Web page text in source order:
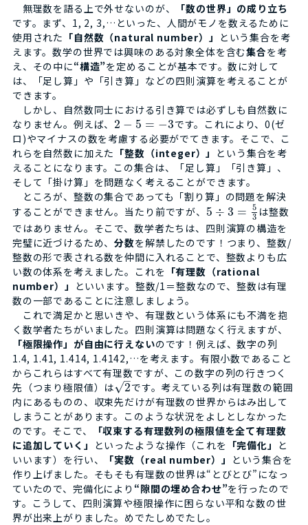
無理数を語る上で外せないのが、
「数の世界」の成り立ち
です。まず、1, 2, 3,…といった、人間がモノを数えるために
使用された 「自然数（natural number）」 という集合を考
えます。数学の世界では興味のある対象全体を含む集合を考
え、その中に“構造”を定めることが基本です。数に対して
は、「足し算」や「引き算」などの四則演算を考えることが
できます。
しかし、自然数同士における引き算では必ずしも自然数に
なりません。例えば、 2 − 5 = −3です。これにより、0(ゼ
ロ)やマイナスの数を考慮する必要がでてきます。そこで、こ
れらを自然数に加えた 「整数（integer）」 という集合を考
えることになります。この集合は、「足し算」「引き算」、
そして「掛け算」を問題なく考えることができます。
ところが、整数の集合であっても「割り算」の問題を解決
することができません。当たり前ですが、 5 ÷ 3 =
5
3 は整数
ではありません。そこで、数学者たちは、四則演算の構造を
完璧に近づけるため、分数を解禁したのです！つまり、整数/
整数の形で表される数を仲間に入れることで、整数よりも広
い数の体系を考えました。これを 「有理数（rational
number）」 といいます。整数/1＝整数なので、整数は有理
数の一部であることに注意しましょう。
これで満足かと思いきや、有理数という体系にも不満を抱
く数学者たちがいました。四則演算は問題なく行えますが、
「極限操作」が自由に行えないのです！例えば、数字の列
1.4, 1.41, 1.414, 1.4142,…を考えます。有限小数であること
からこれらはすべて有理数ですが、この数字の列の行きつく
先（つまり極限値）は
2
–
√ です。考えている列は有理数の範囲
内にあるものの、収束先だけが有理数の世界からはみ出して
しまうことがあります。このような状況をよしとしなかった
のです。そこで、
「収束する有理数列の極限値を全て有理数
に追加していく」 といったような操作（これを 「完備化」 と
いいます）を行い、
「実数（real number）」 という集合を
作り上げました。そもそも有理数の世界は“とびとび”になっ
ていたので、完備化により “隙間の埋め合わせ”を行ったので
す。こうして、四則演算や極限操作に困らない平和な数の世
界が出来上がりました。めでたしめでたし。